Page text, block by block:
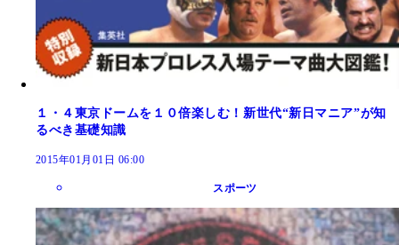
１・４東京ドームを１０倍楽しむ！新世代“新日マニア”が知
るべき基礎知識
2015年01月01日 06:00
スポーツ